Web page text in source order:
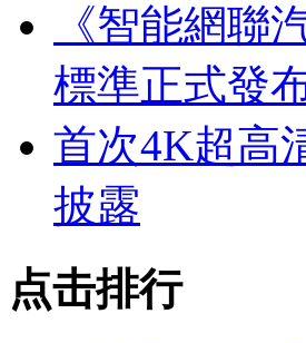
《智能網聯
標準正式發
首次4K超高
披露
点击排行